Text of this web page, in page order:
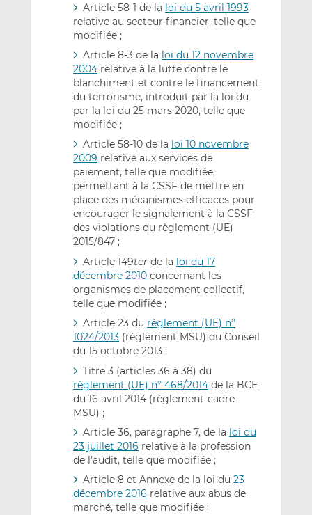
Article 58-1 de la loi du 5 avril 1993
relative au secteur financier, telle que
modifiée ;
Article 8-3 de la loi du 12 novembre
2004relative à la lutte contre le
blanchiment et contre le financement
du terrorisme, introduit par la loi du
par la loi du 25 mars 2020, telle que
modifiée ;
Article 58-10 de la loi 10 novembre
2009 relative aux services de
paiement, telle que modifiée,
permettant à la CSSF de mettre en
place des mécanismes efficaces pour
encourager le signalement à la CSSF
des violations du règlement (UE)
2015/847 ;
Article 149terde la loi du 17
décembre 2010concernant les
organismes de placement collectif,
telle que modifiée ;
Article 23 du règlement (UE) n°
1024/2013(règlement MSU) du Conseil
du 15 octobre 2013 ;
Titre 3 (articles 36 à 38) du
règlement (UE) n° 468/2014de la BCE
du 16 avril 2014 (règlement-cadre
MSU) ;
Article 36, paragraphe 7, de la loi du
23 juillet 2016 relative à la profession
de l’audit, telle que modifiée ;
Article 8 et Annexe de la loi du 23
décembre 2016 relative aux abus de
marché, telle que modifiée ;